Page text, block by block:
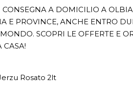
A DOMICILIO A
E PROVINCE, ANCHE ENTRO
SCOPRI LE OFFERTE E
CASA!
Rosato 2lt